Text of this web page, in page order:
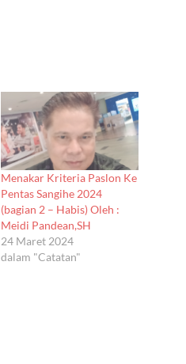
Menakar Kriteria Paslon Ke
Pentas Sangihe 2024
(bagian 2 – Habis) Oleh :
Meidi Pandean,SH
24 Maret 2024
dalam "Catatan"